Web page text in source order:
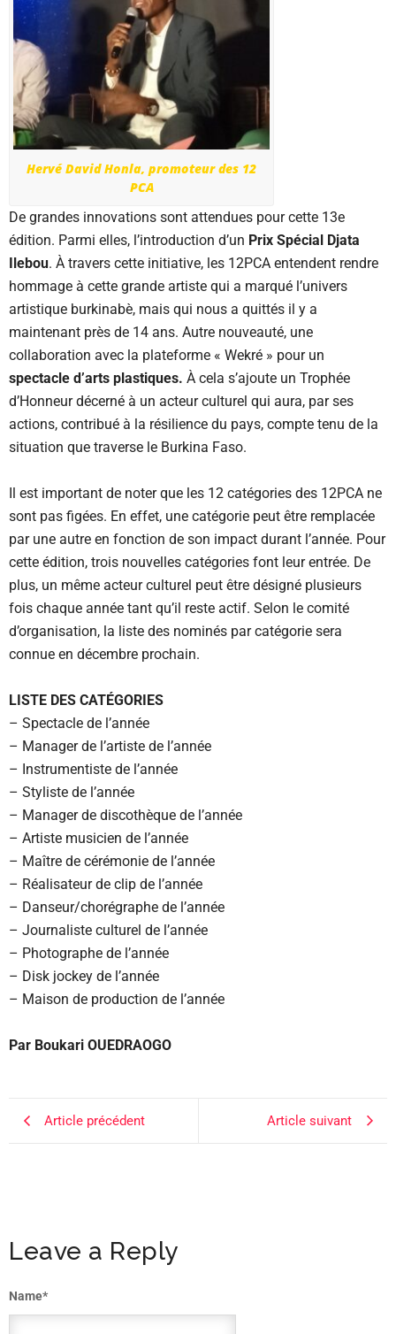
Hervé David Honla, promoteur des 12
PCA
De grandes innovations sont attendues pour cette 13e
édition. Parmi elles, l’introduction d’un Prix Spécial Djata
Ilebou. À travers cette initiative, les 12PCA entendent rendre
hommage à cette grande artiste qui a marqué l’univers
artistique burkinabè, mais qui nous a quittés il y a
maintenant près de 14 ans. Autre nouveauté, une
collaboration avec la plateforme « Wekré » pour un
spectacle d’arts plastiques. À cela s’ajoute un Trophée
d’Honneur décerné à un acteur culturel qui aura, par ses
actions, contribué à la résilience du pays, compte tenu de la
situation que traverse le Burkina Faso.
Il est important de noter que les 12 catégories des 12PCA ne
sont pas figées. En effet, une catégorie peut être remplacée
par une autre en fonction de son impact durant l’année. Pour
cette édition, trois nouvelles catégories font leur entrée. De
plus, un même acteur culturel peut être désigné plusieurs
fois chaque année tant qu’il reste actif. Selon le comité
d’organisation, la liste des nominés par catégorie sera
connue en décembre prochain.
LISTE DES CATÉGORIES
– Spectacle de l’année
– Manager de l’artiste de l’année
– Instrumentiste de l’année
– Styliste de l’année
– Manager de discothèque de l’année
– Artiste musicien de l’année
– Maître de cérémonie de l’année
– Réalisateur de clip de l’année
– Danseur/chorégraphe de l’année
– Journaliste culturel de l’année
– Photographe de l’année
– Disk jockey de l’année
– Maison de production de l’année
Par Boukari OUEDRAOGO
Article précédent Article suivant
Leave a Reply
Name*